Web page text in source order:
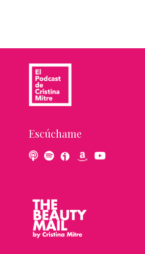
Escúchame